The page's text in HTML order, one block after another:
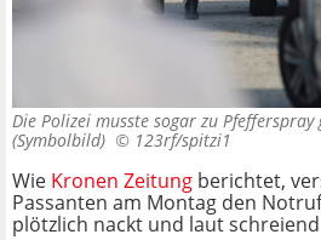
Die Polizei musste sogar zu Pfefferspray
(Symbolbild) © 123rf/spitzi1
Wie Kronen Zeitung berichtet,
Passanten am Montag den
plötzlich nackt und laut